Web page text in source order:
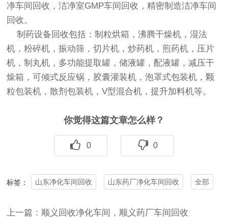
净车间回收 ，洁净室GMP车间回收，精密制造洁净车间
回收。
制药设备回收包括：制粒烘箱，沸腾干燥机，湿法
机，粉碎机，振动筛，切片机，炒药机，煎药机，压片
机，制丸机，多功能提取罐，储液罐，配液罐，减压干
燥箱，可倾式反应锅，胶囊灌装机，泡罩式包装机，颗
粒包装机，散剂包装机，V型混合机，提升加料机等。
你觉得这篇文章怎么样？
0 0
标签： 山东净化车间回收 山东药厂净化车间回收 全部
上一篇：顺义回收净化车间，顺义药厂车间回收